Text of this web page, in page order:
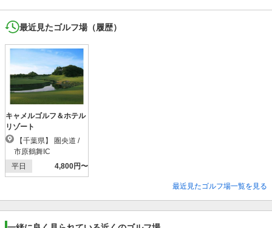
最近見たゴルフ場（履歴）
キャメルゴルフ＆ホテル
リゾート
市原鶴舞IC
平日
4,800円〜
最近見たゴルフ場一覧を見る